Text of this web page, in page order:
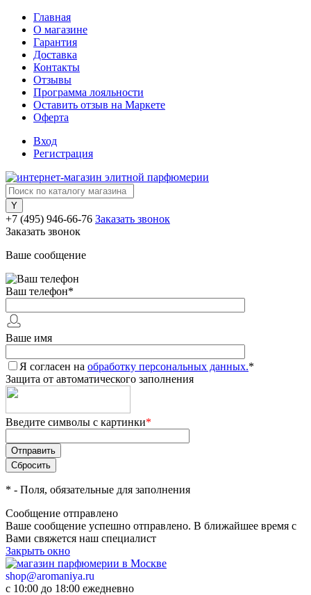
Главная
О магазине
Гарантия
Доставка
Контакты
Отзывы
Программа лояльности
Оставить отзыв на Маркете
Оферта
Вход
Регистрация
+7 (495) 946-66-76 Заказать звонок
Заказать звонок
Ваше сообщение
Ваш телефон*
Ваше имя
Я согласен на обработку персональных данных.*
Защита от автоматического заполнения
Введите символы с картинки*
* - Поля, обязательные для заполнения
Сообщение отправлено
Ваше сообщение успешно отправлено. В ближайшее время с
Вами свяжется наш специалист
Закрыть окно
shop@aromaniya.ru
с 10:00 до 18:00 ежедневно